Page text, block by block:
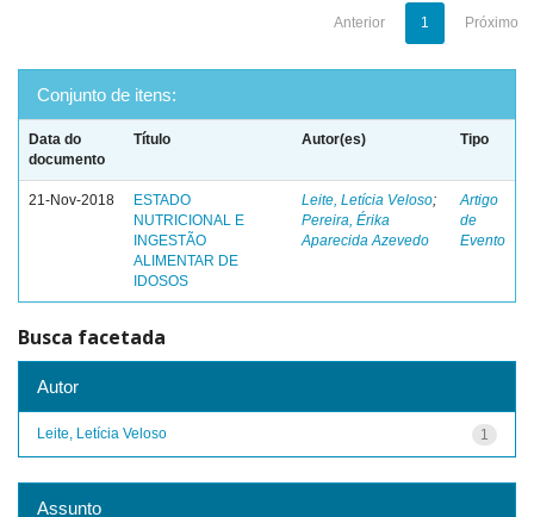
Anterior 1 Próximo
Conjunto de itens:
Data do
documento
Título Autor(es) Tipo
21-Nov-2018
ESTADO
NUTRICIONAL E
INGESTÃO
ALIMENTAR DE
IDOSOS
Leite, Letícia Veloso;
Pereira, Érika
Aparecida Azevedo
Artigo
de
Evento
Busca facetada
Autor
1
Leite, Letícia Veloso
Assunto